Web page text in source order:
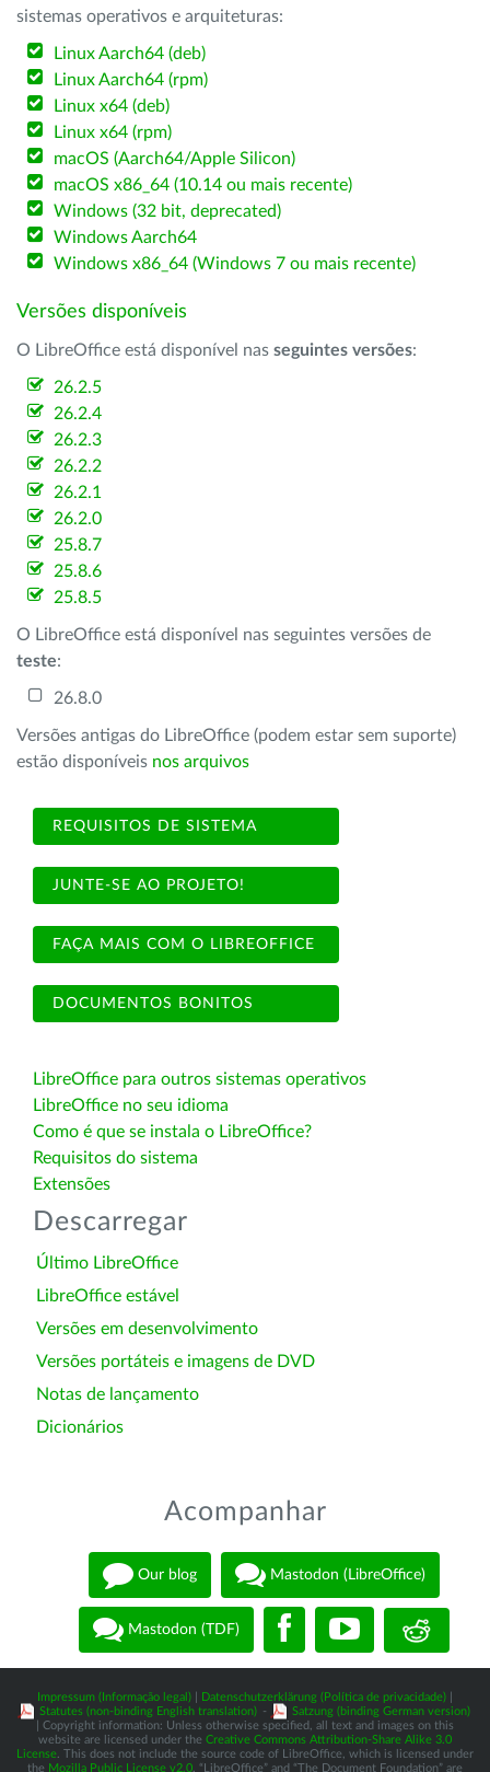
sistemas operativos e arquiteturas:
Linux Aarch64 (deb)
Linux Aarch64 (rpm)
Linux x64 (deb)
Linux x64 (rpm)
macOS (Aarch64/Apple Silicon)
macOS x86_64 (10.14 ou mais recente)
Windows (32 bit, deprecated)
Windows Aarch64
Windows x86_64 (Windows 7 ou mais recente)
Versões disponíveis
O LibreOffice está disponível nas seguintes versões:
26.2.5
26.2.4
26.2.3
26.2.2
26.2.1
26.2.0
25.8.7
25.8.6
25.8.5
O LibreOffice está disponível nas seguintes versões de
teste:
26.8.0
Versões antigas do LibreOffice (podem estar sem suporte)
estão disponíveis nos arquivos
REQUISITOS DE SISTEMA
JUNTE-SE AO PROJETO!
FAÇA MAIS COM O LIBREOFFICE
DOCUMENTOS BONITOS
LibreOffice para outros sistemas operativos
LibreOffice no seu idioma
Como é que se instala o LibreOffice?
Requisitos do sistema
Extensões
Descarregar
Último LibreOffice
LibreOffice estável
Versões em desenvolvimento
Versões portáteis e imagens de DVD
Notas de lançamento
Dicionários
Acompanhar
Our blog Mastodon (LibreOffice)
Mastodon (TDF)
Impressum (Informação legal) Datenschutzerklärung (Política de privacidade)
Statutes (non-binding English translation) -
Satzung (binding German version)
| Copyright information: Unless otherwise specified, all text and images on this
website are licensed under the Creative Commons Attribution-Share Alike 3.0
License . This does not include the source code of LibreOffice, which is licensed under
the Mozilla Public License v2.0 . “LibreOffice” and “The Document Foundation” are